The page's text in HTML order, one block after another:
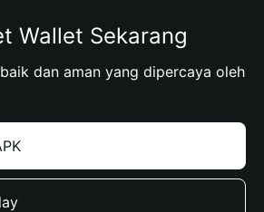
Wallet Sekarang
dan aman yang dipercaya oleh